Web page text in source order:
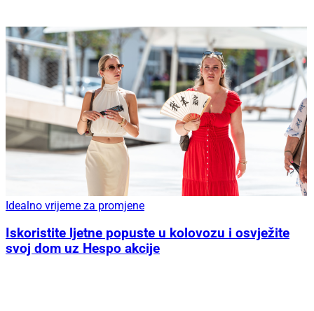
Idealno vrijeme za promjene
Iskoristite ljetne popuste u kolovozu i osvježite
svoj dom uz Hespo akcije